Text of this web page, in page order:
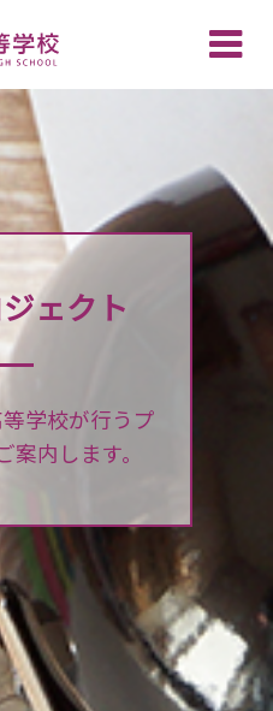
Toggle
ェクト
学校が行うプ
内します。